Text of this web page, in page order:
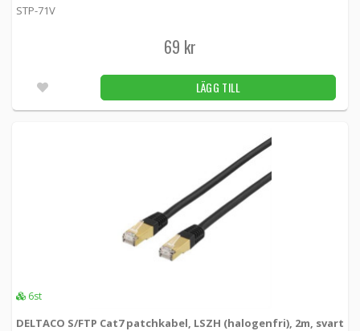
STP-71V
69 kr
LÄGG TILL
6st
DELTACO S/FTP Cat7 patchkabel, LSZH (halogenfri), 2m, svart